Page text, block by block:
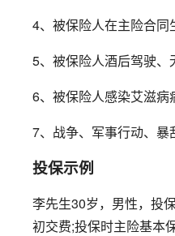
4、被保险人在主险合
5、被保险人酒后驾驶
6、被保险人感染艾滋
7、战争、军事行动、
投保示例
李先生30岁，男性，投
初交费;投保时主险基本